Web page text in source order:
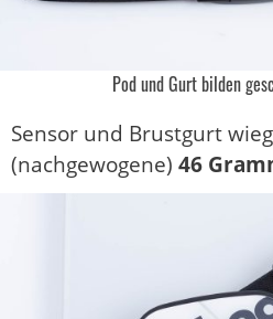
Pod und Gurt bilden
Sensor und Brustgurt
(nachgewogene) 46